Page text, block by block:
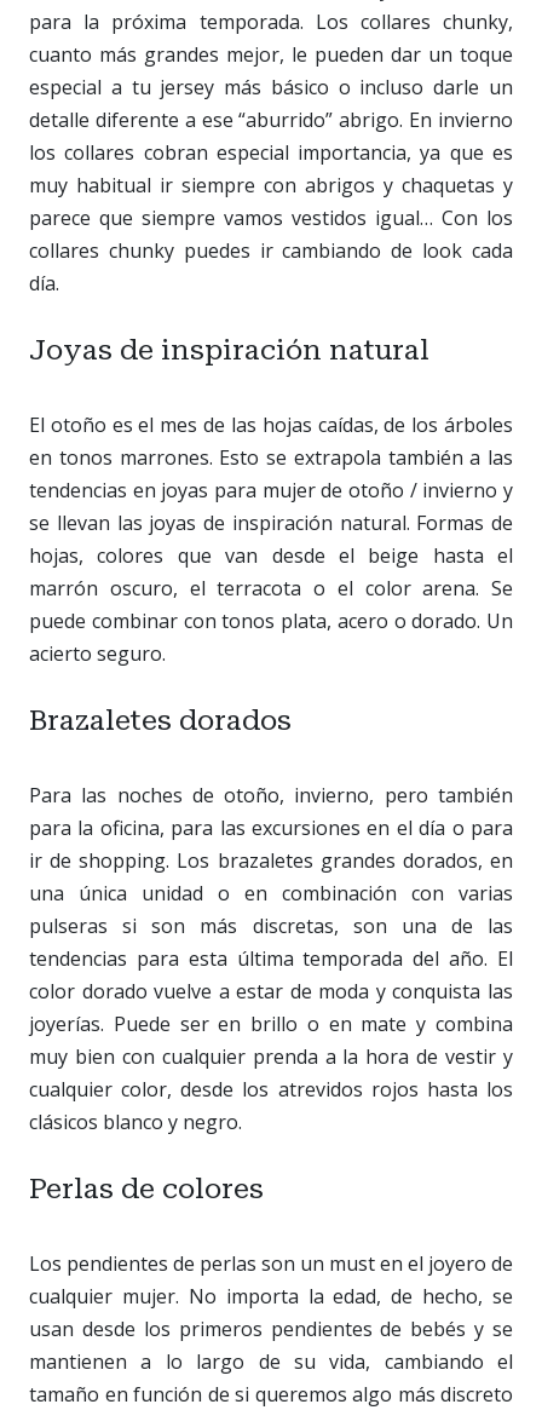
para la próxima temporada. Los collares chunky,
cuanto más grandes mejor, le pueden dar un toque
especial a tu jersey más básico o incluso darle un
detalle diferente a ese “aburrido” abrigo. En invierno
los collares cobran especial importancia, ya que es
muy habitual ir siempre con abrigos y chaquetas y
parece que siempre vamos vestidos igual… Con los
collares chunky puedes ir cambiando de look cada
día.
Joyas de inspiración natural
El otoño es el mes de las hojas caídas, de los árboles
en tonos marrones. Esto se extrapola también a las
tendencias en joyas para mujer de otoño / invierno y
se llevan las joyas de inspiración natural. Formas de
hojas, colores que van desde el beige hasta el
marrón oscuro, el terracota o el color arena. Se
puede combinar con tonos plata, acero o dorado. Un
acierto seguro.
Brazaletes dorados
Para las noches de otoño, invierno, pero también
para la oficina, para las excursiones en el día o para
ir de shopping. Los brazaletes grandes dorados, en
una única unidad o en combinación con varias
pulseras si son más discretas, son una de las
tendencias para esta última temporada del año. El
color dorado vuelve a estar de moda y conquista las
joyerías. Puede ser en brillo o en mate y combina
muy bien con cualquier prenda a la hora de vestir y
cualquier color, desde los atrevidos rojos hasta los
clásicos blanco y negro.
Perlas de colores
Los pendientes de perlas son un must en el joyero de
cualquier mujer. No importa la edad, de hecho, se
usan desde los primeros pendientes de bebés y se
mantienen a lo largo de su vida, cambiando el
tamaño en función de si queremos algo más discreto